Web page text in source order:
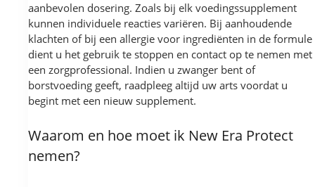
aanbevolen dosering. Zoals bij elk voedingssupplement
kunnen individuele reacties variëren. Bij aanhoudende
klachten of bij een allergie voor ingrediënten in de formule
dient u het gebruik te stoppen en contact op te nemen met
een zorgprofessional. Indien u zwanger bent of
borstvoeding geeft, raadpleeg altijd uw arts voordat u
begint met een nieuw supplement.
Waarom en hoe moet ik New Era Protect
nemen?